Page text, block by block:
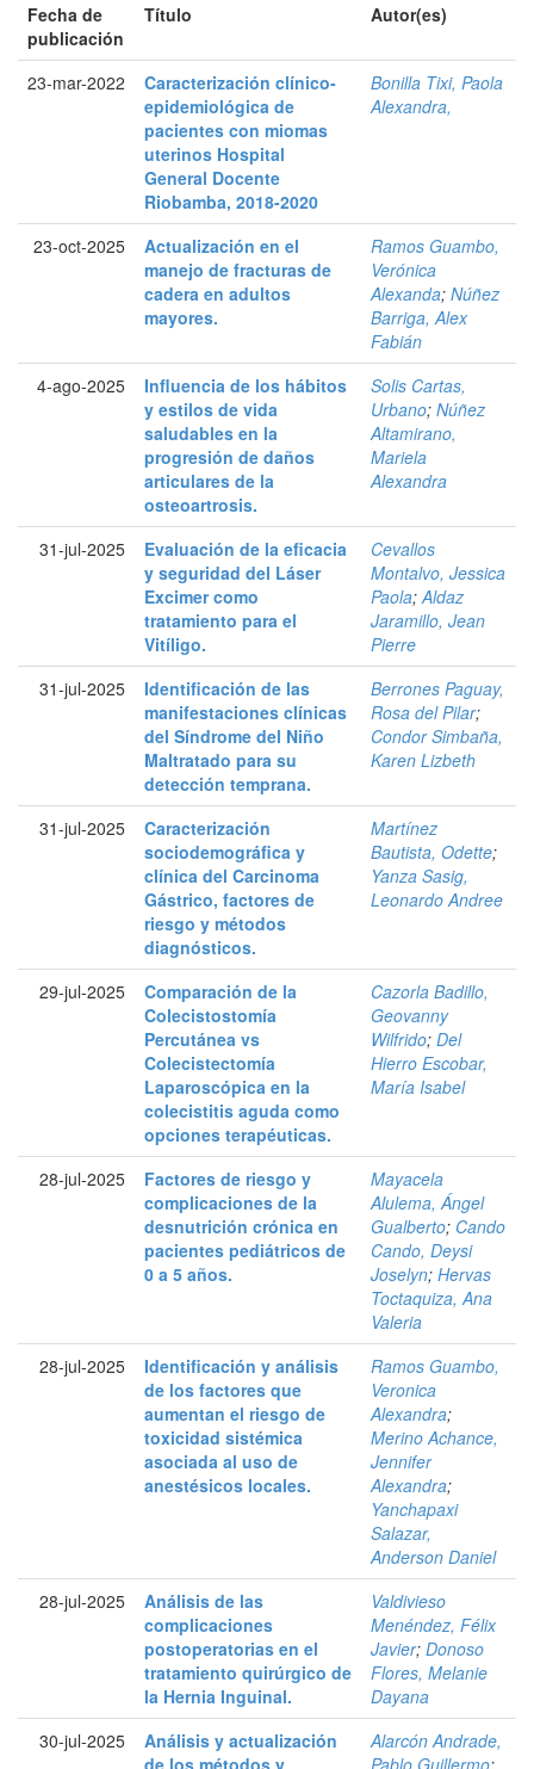
Fecha de
publicación
Título Autor(es)
23-mar-2022
Caracterización clínico-
epidemiológica de
pacientes con miomas
uterinos Hospital
General Docente
Riobamba, 2018-2020
Bonilla Tixi, Paola
Alexandra,
23-oct-2025
Actualización en el
manejo de fracturas de
cadera en adultos
mayores.
Ramos Guambo,
Verónica
Alexanda; Núñez
Barriga, Alex
Fabián
4-ago-2025
Influencia de los hábitos
y estilos de vida
saludables en la
progresión de daños
articulares de la
osteoartrosis.
Solis Cartas,
Urbano; Núñez
Altamirano,
Mariela
Alexandra
31-jul-2025
Evaluación de la eficacia
y seguridad del Láser
Excimer como
tratamiento para el
Vitíligo.
Cevallos
Montalvo, Jessica
Paola;Aldaz
Jaramillo, Jean
Pierre
31-jul-2025
Identificación de las
manifestaciones clínicas
del Síndrome del Niño
Maltratado para su
detección temprana.
Berrones Paguay,
Rosa del Pilar;
Condor Simbaña,
Karen Lizbeth
31-jul-2025
Caracterización
sociodemográfica y
clínica del Carcinoma
Gástrico, factores de
riesgo y métodos
diagnósticos.
Martínez
Bautista, Odette;
Yanza Sasig,
Leonardo Andree
29-jul-2025
Comparación de la
Colecistostomía
Percutánea vs
Colecistectomía
Laparoscópica en la
colecistitis aguda como
opciones terapéuticas.
Cazorla Badillo,
Geovanny
Wilfrido; Del
Hierro Escobar,
María Isabel
28-jul-2025
Factores de riesgo y
complicaciones de la
desnutrición crónica en
pacientes pediátricos de
0 a 5 años.
Mayacela
Alulema, Ángel
Gualberto; Cando
Cando, Deysi
Joselyn; Hervas
Toctaquiza, Ana
Valeria
28-jul-2025
Identificación y análisis
de los factores que
aumentan el riesgo de
toxicidad sistémica
asociada al uso de
anestésicos locales.
Ramos Guambo,
Veronica
Alexandra;
Merino Achance,
Jennifer
Alexandra;
Yanchapaxi
Salazar,
Anderson Daniel
28-jul-2025
Análisis de las
complicaciones
postoperatorias en el
tratamiento quirúrgico de
la Hernia Inguinal.
Valdivieso
Menéndez, Félix
Javier; Donoso
Flores, Melanie
Dayana
30-jul-2025
Análisis y actualización
Alarcón Andrade,